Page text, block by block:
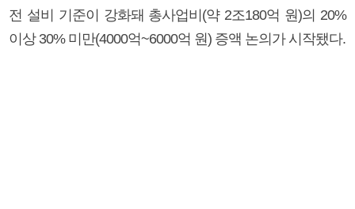
전 설비 기준이 강화돼 총사업비(약 2조180억 원)의 20%
이상 30% 미만(4000억~6000억 원) 증액 논의가 시작됐다.